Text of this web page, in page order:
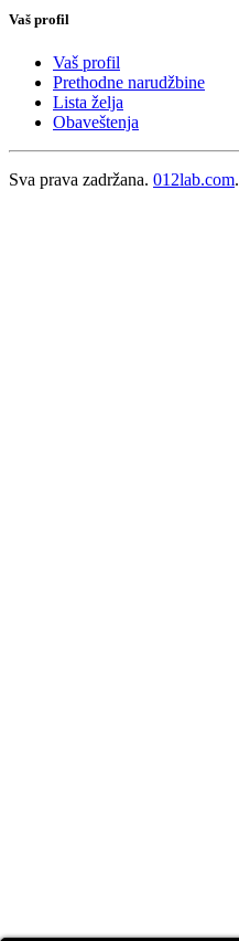
Vaš profil
Vaš profil
Prethodne narudžbine
Lista želja
Obaveštenja
Sva prava zadržana. 012lab.com.